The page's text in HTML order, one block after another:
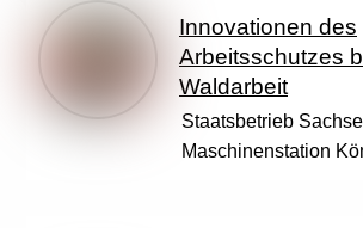
Innovationen des
Arbeitsschutzes
Waldarbeit
Staatsbetrieb
Maschinenstation